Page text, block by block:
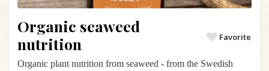
Organic seaweed
nutrition
Favorite
Organic plant nutrition from seaweed - from the Swedish